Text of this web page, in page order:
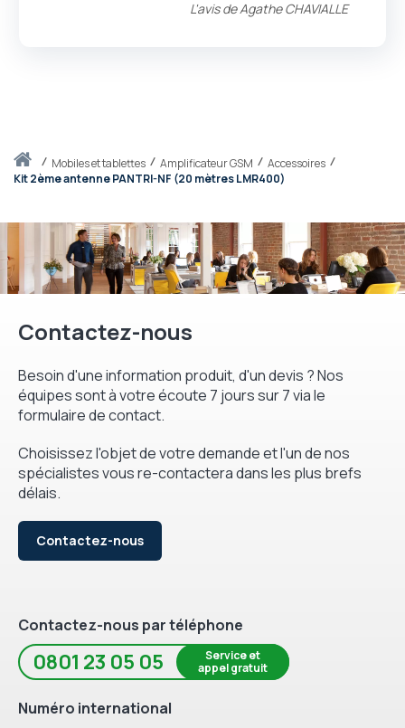
Accueilmobiles et tablettes Amplificateur GSM
Accessoires
Kit 2ème antenne PANTRI-NF (20 mètres LMR400)
L'avis deAgathe CHAVIALLE
Contactez-nous
Besoin d'une information produit, d'un devis ? Nos
équipes sont à votre écoute 7 jours sur 7 via le
formulaire de contact.
Choisissez l'objet de votre demande et l'un de nos
spécialistes vous re-contactera dans les plus brefs
délais.
Contactez-nous
Contactez-nous par téléphone
0801 23 05 05
Service et
appel gratuit
Numéro international